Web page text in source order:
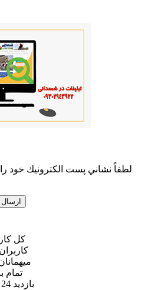
لطفاً نشاني پست الكترونيك خود
كل
کاربران
ميهمانان
تمام
بازديد 24 ساعت قبل: 3663 بازدید